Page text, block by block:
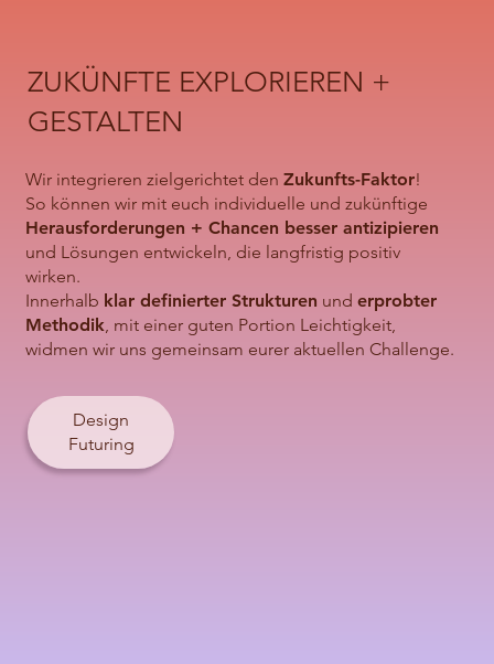
ZUKÜNFTE EXPLORIEREN +
GESTALTEN
Wir integrieren zielgerichtet den Zukunfts-Faktor!
So können wir mit euch individuelle und zukünftige
Herausforderungen + Chancen besser antizipieren
und Lösungen entwickeln, die langfristig positiv
wirken.
Innerhalb klar definierter Strukturen und erprobter
Methodik , mit einer guten Portion Leichtigkeit,
widmen wir uns gemeinsam eurer aktuellen Challenge.
Design
Futuring